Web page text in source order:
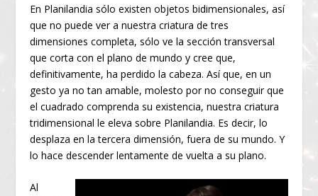
En Planilandia sólo existen objetos bidimensionales, así
que no puede ver a nuestra criatura de tres
dimensiones completa, sólo ve la sección transversal
que corta con el plano de mundo y cree que,
definitivamente, ha perdido la cabeza. Así que, en un
gesto ya no tan amable, molesto por no conseguir que
el cuadrado comprenda su existencia, nuestra criatura
tridimensional le eleva sobre Planilandia. Es decir, lo
desplaza en la tercera dimensión, fuera de su mundo. Y
lo hace descender lentamente de vuelta a su plano.
Al